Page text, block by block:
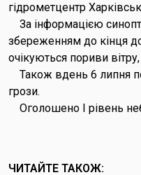
гідрометцентр
За інформацією
збереженням до кінця
очікуються пориви
Також вдень 6 липня
грози.
Оголошено I рівень
ЧИТАЙТЕ ТАКОЖ: